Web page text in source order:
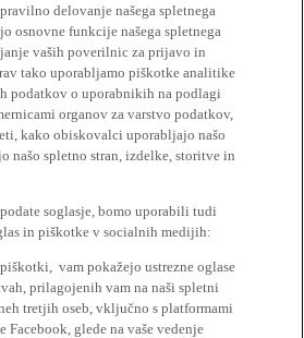
delovanje našega spletnega
osnovne funkcije našega spletnega
vaših poverilnic za prijavo in
tako uporabljamo piškotke analitike
podatkov o uporabnikih na podlagi
organov za varstvo podatkov,
kako obiskovalci uporabljajo našo
našo spletno stran, izdelke, storitve in
soglasje, bomo uporabili tudi
in piškotke v socialnih medijih:
vam pokažejo ustrezne oglase
prilagojenih vam na naši spletni
tretjih oseb, vključno s platformami
Facebook, glede na vaše vedenje